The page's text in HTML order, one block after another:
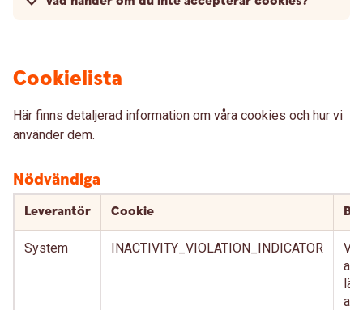
Cookielista
Här finns detaljerad information om våra cookies och hur vi
använder dem.
Nödvändiga
Leverantör Cookie
System INACTIVITY_VIOLATION_INDICATOR
att